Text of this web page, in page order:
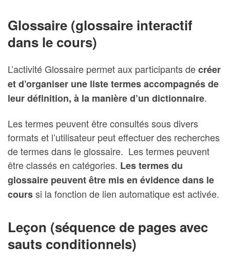
Glossaire (glossaire interactif
dans le cours)
L’activité Glossaire permet aux participants decréer
et d’organiser une liste termes accompagnés de
leur définition, à la manière d’un dictionnaire.
Les termes peuvent être consultés sous divers
formats et l’utilisateur peut effectuer des recherches
de termes dans le glossaire. Les termes peuvent
être classés en catégories. Les termes du
glossaire peuvent être mis en évidence dans le
courssi la fonction de lien automatique est activée.
Leçon (séquence de pages avec
sauts conditionnels)